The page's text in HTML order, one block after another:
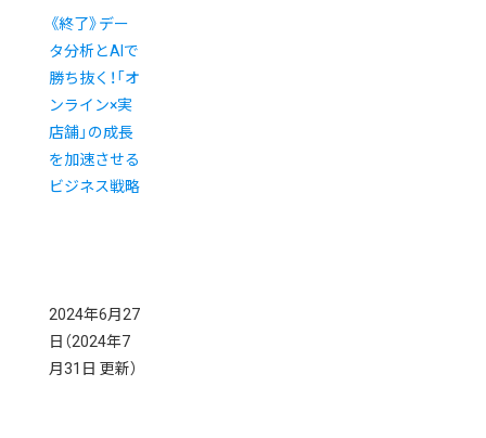
《終了》デー
タ分析とAIで
勝ち抜く！「オ
ンライン×実
店舗」の成長
を加速させる
ビジネス戦略
2024年6月27
日 （2024年7
月31日 更新）